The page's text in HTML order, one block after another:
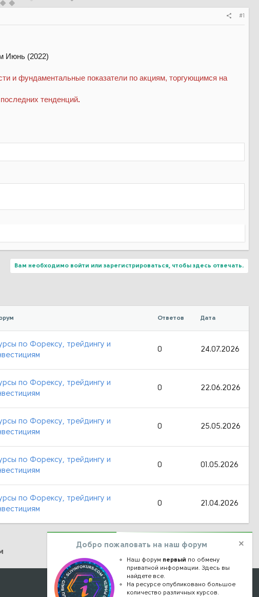
#1
и фундаментальные показатели по акциям, торгующимся на
тенденций.
Вам необходимо войти или зарегистрироваться, чтобы здесь отвечать.
Ответов Дата
по Форексу, трейдингу и
0 24.07.2026
по Форексу, трейдингу и
0 22.06.2026
по Форексу, трейдингу и
0 25.05.2026
по Форексу, трейдингу и
0 01.05.2026
по Форексу, трейдингу и
0 21.04.2026
Наши контакты
Добро пожаловать на наш форум
Наш форум первый по обмену
приватной информации. Здесь вы
найдете все.
На ресурсе опубликовано большое
количество различных курсов.